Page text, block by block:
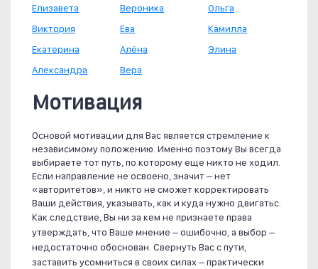
Елизавета
Виктория
Екатерина
Александра
Вероника
Ева
Алёна
Вера
Ольга
Камилла
Элина
Мотивация
Основой мотивации для Вас является стремление к
независимому положению. Именно поэтому Вы всегда
выбираете тот путь, по которому еще никто не ходил.
Если направление не освоено, значит – нет
«авторитетов», и никто не сможет корректировать
Ваши действия, указывать, как и куда нужно двигатьс.
Как следствие, Вы ни за кем не признаете права
утверждать, что Ваше мнение – ошибочно, а выбор –
недостаточно обоснован. Свернуть Вас с пути,
заставить усомниться в своих силах – практически